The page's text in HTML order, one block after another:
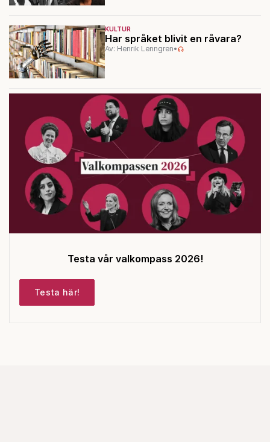
KULTUR
Har språket blivit en råvara?
Av: Henrik Lenngren•
Testa vår valkompass 2026!
Testa här!